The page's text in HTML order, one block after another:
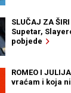
SLUČAJ ZA
Supetar,
pobjede
ROMEO I
vraćam i koja